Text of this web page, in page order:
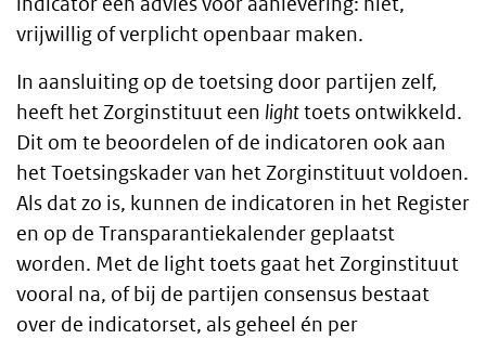
vrijwillig of verplicht openbaar maken.
In aansluiting op de toetsing door partijen zelf,
heeft het Zorginstituut een lighttoets ontwikkeld.
Dit om te beoordelen of de indicatoren ook aan
het Toetsingskader van het Zorginstituut voldoen.
Als dat zo is, kunnen de indicatoren in het Register
en op de Transparantiekalender geplaatst
worden. Met de light toets gaat het Zorginstituut
vooral na, of bij de partijen consensus bestaat
over de indicatorset, als geheel én per